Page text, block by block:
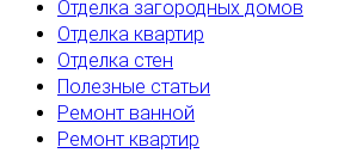
Отделка загородных домов
Отделка квартир
Отделка стен
Полезные статьи
Ремонт ванной
Ремонт квартир